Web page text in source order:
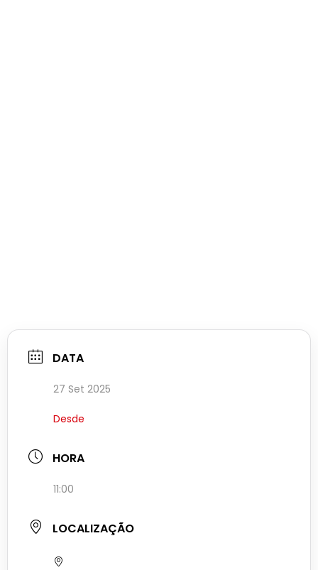
DATA
27 Set 2025
Desde
HORA
11:00
LOCALIZAÇÃO